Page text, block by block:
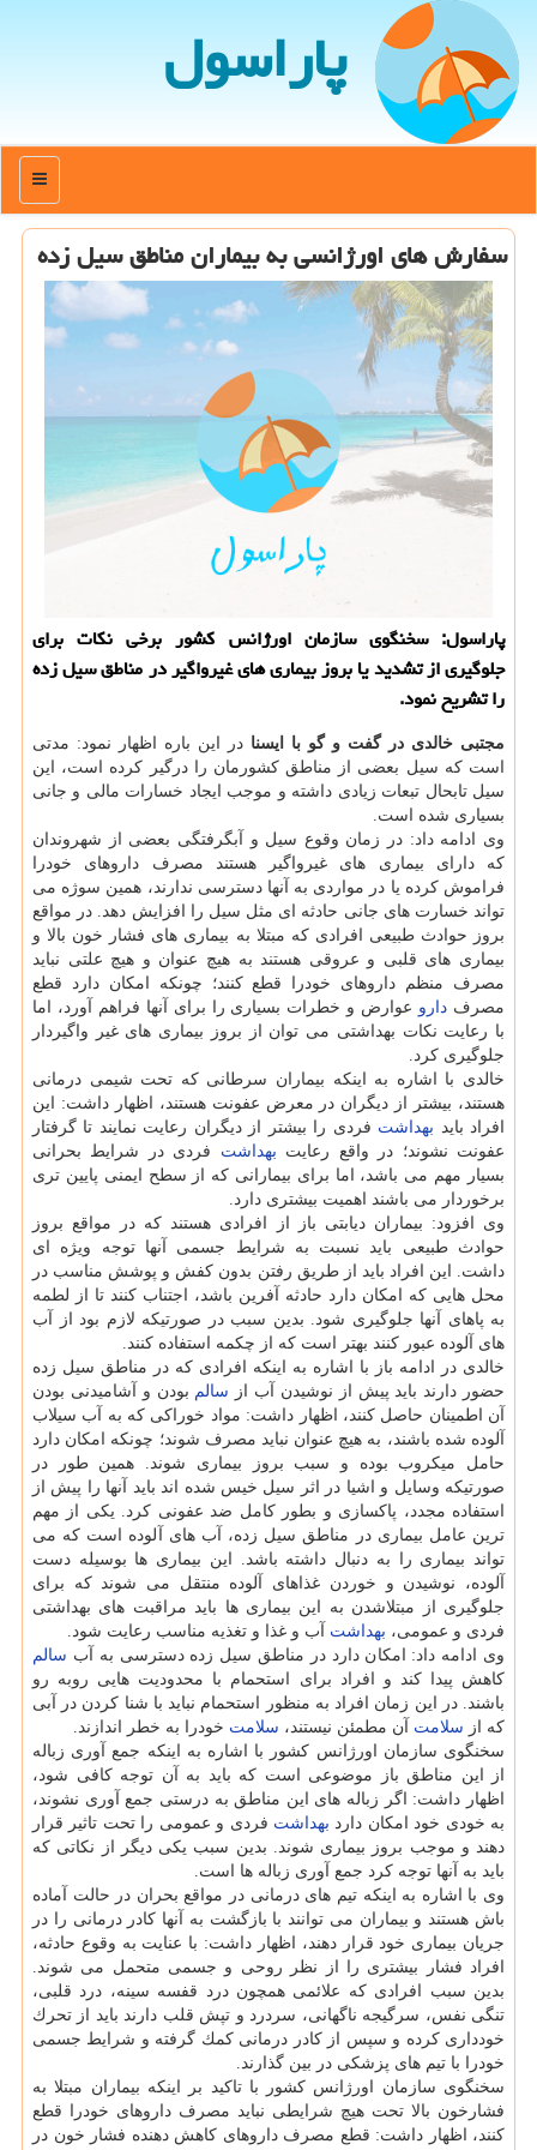
پاراسول
منو
سفارش های اورژانسی به بیماران مناطق سیل زده
پاراسول: سخنگوی سازمان اورژانس كشور برخی نكات برای
جلوگیری از تشدید یا بروز بیماری های غیرواگیر در مناطق سیل زده
را تشریح نمود.
مجتبی خالدی در گفت و گو با ایسنا در این باره اظهار نمود: مدتی
است كه سیل بعضی از مناطق كشورمان را درگیر كرده است، این
سیل تابحال تبعات زیادی داشته و موجب ایجاد خسارات مالی و جانی
بسیاری شده است.
وی ادامه داد: در زمان وقوع سیل و آبگرفتگی بعضی از شهروندان
كه دارای بیماری های غیرواگیر هستند مصرف داروهای خودرا
فراموش كرده یا در مواردی به آنها دسترسی ندارند، همین سوژه می
تواند خسارت های جانی حادثه ای مثل سیل را افزایش دهد. در مواقع
بروز حوادث طبیعی افرادی كه مبتلا به بیماری های فشار خون بالا و
بیماری های قلبی و عروقی هستند به هیچ عنوان و هیچ علتی نباید
مصرف منظم داروهای خودرا قطع كنند؛ چونكه امكان دارد قطع
مصرف دارو عوارض و خطرات بسیاری را برای آنها فراهم آورد، اما
با رعایت نكات بهداشتی می توان از بروز بیماری های غیر واگیردار
جلوگیری كرد.
خالدی با اشاره به اینكه بیماران سرطانی كه تحت شیمی درمانی
هستند، بیشتر از دیگران در معرض عفونت هستند، اظهار داشت: این
افراد باید بهداشت فردی را بیشتر از دیگران رعایت نمایند تا گرفتار
عفونت نشوند؛ در واقع رعایت بهداشت فردی در شرایط بحرانی
بسیار مهم می باشد، اما برای بیمارانی كه از سطح ایمنی پایین تری
برخوردار می باشند اهمیت بیشتری دارد.
وی افزود: بیماران دیابتی باز از افرادی هستند كه در مواقع بروز
حوادث طبیعی باید نسبت به شرایط جسمی آنها توجه ویژه ای
داشت. این افراد باید از طریق رفتن بدون كفش و پوشش مناسب در
محل هایی كه امكان دارد حادثه آفرین باشد، اجتناب كنند تا از لطمه
به پاهای آنها جلوگیری شود. بدین سبب در صورتیكه لازم بود از آب
های آلوده عبور كنند بهتر است كه از چكمه استفاده كنند.
خالدی در ادامه باز با اشاره به اینكه افرادی كه در مناطق سیل زده
حضور دارند باید پیش از نوشیدن آب از سالم بودن و آشامیدنی بودن
آن اطمینان حاصل كنند، اظهار داشت: مواد خوراكی كه به آب سیلاب
آلوده شده باشند، به هیچ عنوان نباید مصرف شوند؛ چونكه امكان دارد
حامل میكروب بوده و سبب بروز بیماری شوند. همین طور در
صورتیكه وسایل و اشیا در اثر سیل خیس شده اند باید آنها را پیش از
استفاده مجدد، پاكسازی و بطور كامل ضد عفونی كرد. یكی از مهم
ترین عامل بیماری در مناطق سیل زده، آب های آلوده است كه می
تواند بیماری را به دنبال داشته باشد. این بیماری ها بوسیله دست
آلوده، نوشیدن و خوردن غذاهای آلوده منتقل می شوند كه برای
جلوگیری از مبتلاشدن به این بیماری ها باید مراقبت های بهداشتی
فردی و عمومی، بهداشت آب و غذا و تغذیه مناسب رعایت شود.
وی ادامه داد: امكان دارد در مناطق سیل زده دسترسی به آب سالم
كاهش پیدا كند و افراد برای استحمام با محدودیت هایی روبه رو
باشند. در این زمان افراد به منظور استحمام نباید با شنا كردن در آبی
كه از سلامت آن مطمئن نیستند، سلامت خودرا به خطر اندازند.
سخنگوی سازمان اورژانس كشور با اشاره به اینكه جمع آوری زباله
از این مناطق باز موضوعی است كه باید به آن توجه كافی شود،
اظهار داشت: اگر زباله های این مناطق به درستی جمع آوری نشوند،
به خودی خود امكان دارد بهداشت فردی و عمومی را تحت تاثیر قرار
دهند و موجب بروز بیماری شوند. بدین سبب یكی دیگر از نكاتی كه
باید به آنها توجه كرد جمع آوری زباله ها است.
وی با اشاره به اینكه تیم های درمانی در مواقع بحران در حالت آماده
باش هستند و بیماران می توانند با بازگشت به آنها كادر درمانی را در
جریان بیماری خود قرار دهند، اظهار داشت: با عنایت به وقوع حادثه،
افراد فشار بیشتری را از نظر روحی و جسمی متحمل می شوند.
بدین سبب افرادی كه علائمی همچون درد قفسه سینه، درد قلبی،
تنگی نفس، سرگیجه ناگهانی، سردرد و تپش قلب دارند باید از تحرك
خودداری كرده و سپس از كادر درمانی كمك گرفته و شرایط جسمی
خودرا با تیم های پزشكی در بین گذارند.
سخنگوی سازمان اورژانس كشور با تاكید بر اینكه بیماران مبتلا به
فشارخون بالا تحت هیچ شرایطی نباید مصرف داروهای خودرا قطع
كنند، اظهار داشت: قطع مصرف داروهای كاهش دهنده فشار خون در